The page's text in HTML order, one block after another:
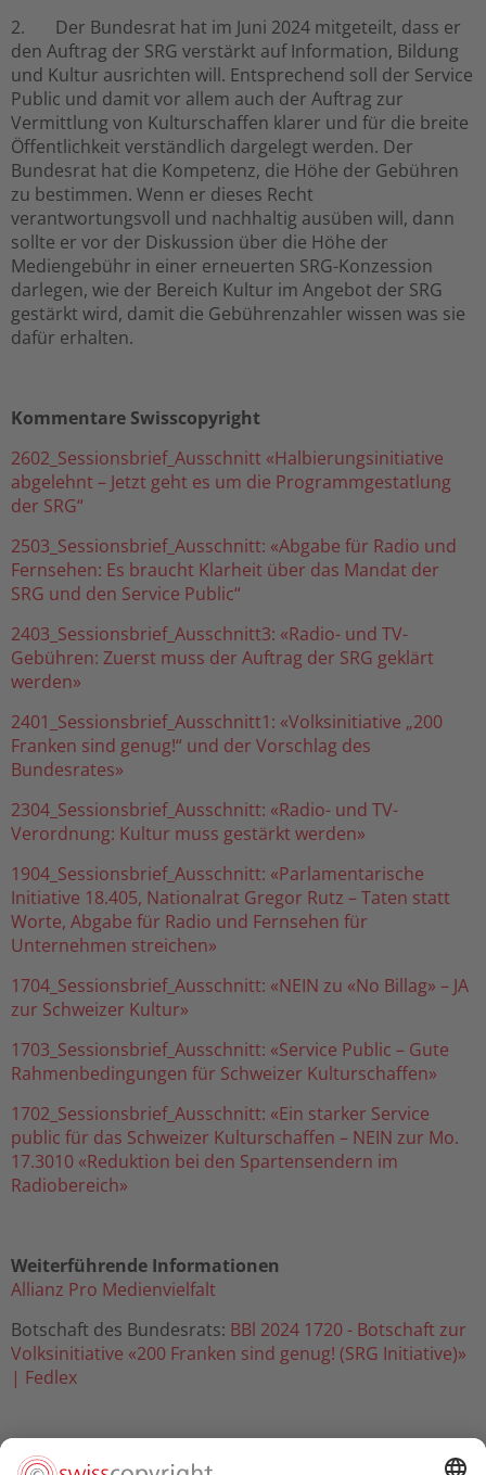
2. Der Bundesrat hat im Juni 2024 mitgeteilt, dass er
den Auftrag der SRG verstärkt auf Information, Bildung
und Kultur ausrichten will. Entsprechend soll der Service
Public und damit vor allem auch der Auftrag zur
Vermittlung von Kulturschaffen klarer und für die breite
Öffentlichkeit verständlich dargelegt werden. Der
Bundesrat hat die Kompetenz, die Höhe der Gebühren
zu bestimmen. Wenn er dieses Recht
verantwortungsvoll und nachhaltig ausüben will, dann
sollte er vor der Diskussion über die Höhe der
Mediengebühr in einer erneuerten SRG-Konzession
darlegen, wie der Bereich Kultur im Angebot der SRG
gestärkt wird, damit die Gebührenzahler wissen was sie
dafür erhalten.
Kommentare Swisscopyright
2602_Sessionsbrief_Ausschnitt «Halbierungsinitiative
abgelehnt – Jetzt geht es um die Programmgestatlung
der SRG“
2503_Sessionsbrief_Ausschnitt: «Abgabe für Radio und
Fernsehen: Es braucht Klarheit über das Mandat der
SRG und den Service Public“
2403_Sessionsbrief_Ausschnitt3: «Radio- und TV-
Gebühren: Zuerst muss der Auftrag der SRG geklärt
werden»
2401_Sessionsbrief_Ausschnitt1: «Volksinitiative „200
Franken sind genug!“ und der Vorschlag des
Bundesrates»
2304_Sessionsbrief_Ausschnitt: «Radio- und TV-
Verordnung: Kultur muss gestärkt werden»
1904_Sessionsbrief_Ausschnitt: «Parlamentarische
Initiative 18.405, Nationalrat Gregor Rutz – Taten statt
Worte, Abgabe für Radio und Fernsehen für
Unternehmen streichen»
1704_Sessionsbrief_Ausschnitt: «NEIN zu «No Billag» – JA
zur Schweizer Kultur»
1703_Sessionsbrief_Ausschnitt: «Service Public – Gute
Rahmenbedingungen für Schweizer Kulturschaffen»
1702_Sessionsbrief_Ausschnitt: «Ein starker Service
public für das Schweizer Kulturschaffen – NEIN zur Mo.
17.3010 «Reduktion bei den Spartensendern im
Radiobereich»
Weiterführende Informationen
Allianz Pro Medienvielfalt
Botschaft des Bundesrats: BBl 2024 1720 - Botschaft zur
Volksinitiative «200 Franken sind genug! (SRG Initiative)»
| Fedlex